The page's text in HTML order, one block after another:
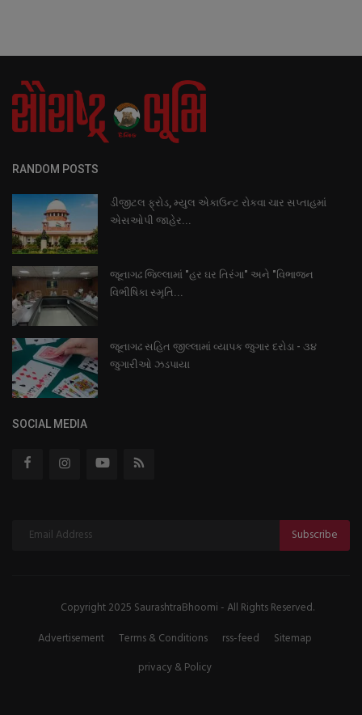
RANDOM POSTS
ડીજીટલ ફ્રોડ, મ્યુલ એકાઉન્ટ રોકવા ચાર સપ્તાહમાં
એસઓપી જાહેર...
જૂનાગઢ જિલ્લામાં "હર ઘર તિરંગા" અને "વિભાજન
વિભીષિકા સ્મૃતિ...
જૂનાગઢ સહિત જીલ્લામાં વ્યાપક જુગાર દરોડા - ૩૪
જુગારીઓ ઝડપાયા
SOCIAL MEDIA
Subscribe
Copyright 2025 SaurashtraBhoomi - All Rights Reserved.
Advertisement
Terms & Conditions rss-feed
Sitemap
privacy & Policy